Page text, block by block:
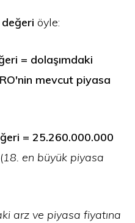
öyle:
= dolaşımdaki
mevcut piyasa
= 25.260.000.000
(18. en büyük piyasa
arz ve piyasa fiyatına